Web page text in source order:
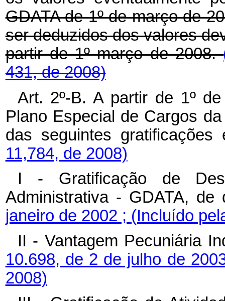
GDATA de 1º de março de
ser deduzidos dos valores
partir de 1º março de 2008.
431, de 2008)
Art. 2º-B. A partir de 1º
Plano Especial de Cargos
das seguintes
11,784, de 2008)
I - Gratificação de
Administrativa - GDATA,
janeiro de 2002 ; (Incluído
II - Vantagem Pecuniária
10.698, de 2 de julho de
2008)